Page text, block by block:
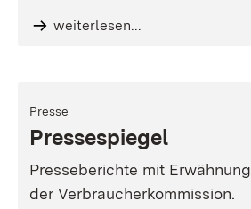
weiterlesen...
Presse
Pressespiegel
Presseberichte mit Erwähnung
der Verbraucherkommission.